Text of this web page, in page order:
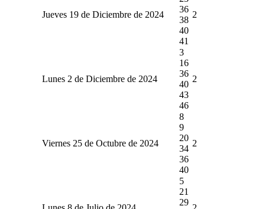
Jueves 19 de Diciembre de 2024
36
38
40
41
2
Lunes 2 de Diciembre de 2024
3
16
36
40
43
46
2
Viernes 25 de Octubre de 2024
8
9
20
34
36
40
2
5
21
29